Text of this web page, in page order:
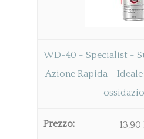
WD-40 - Specialist -
Azione Rapida -
13,90